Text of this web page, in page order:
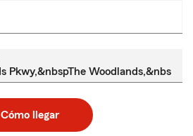
Cómo llegar